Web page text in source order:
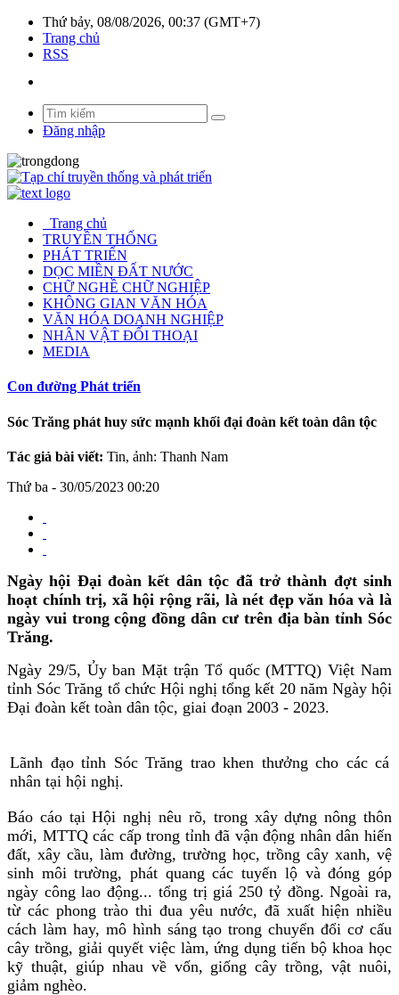
Thứ bảy, 08/08/2026, 00:37 (GMT+7)
Trang chủ
RSS
Đăng nhập
Trang chủ
TRUYỀN THỐNG
PHÁT TRIỂN
DỌC MIỀN ĐẤT NƯỚC
CHỮ NGHỀ CHỮ NGHIỆP
KHÔNG GIAN VĂN HÓA
VĂN HÓA DOANH NGHIỆP
NHÂN VẬT ĐỐI THOẠI
MEDIA
Con đường Phát triển
Sóc Trăng phát huy sức mạnh khối đại đoàn kết toàn dân tộc
Tác giả bài viết: Tin, ảnh: Thanh Nam
Thứ ba - 30/05/2023 00:20
Ngày hội Đại đoàn kết dân tộc đã trở thành đợt sinh
hoạt chính trị, xã hội rộng rãi, là nét đẹp văn hóa và là
ngày vui trong cộng đồng dân cư trên địa bàn tỉnh Sóc
Trăng.
Ngày 29/5, Ủy ban Mặt trận Tổ quốc (MTTQ) Việt Nam
tỉnh Sóc Trăng tổ chức Hội nghị tổng kết 20 năm Ngày hội
Đại đoàn kết toàn dân tộc, giai đoạn 2003 - 2023.
Lãnh đạo tỉnh Sóc Trăng trao khen thưởng cho các cá
nhân tại hội nghị.
Báo cáo tại Hội nghị nêu rõ, trong xây dựng nông thôn
mới, MTTQ các cấp trong tỉnh đã vận động nhân dân hiến
đất, xây cầu, làm đường, trường học, trồng cây xanh, vệ
sinh môi trường, phát quang các tuyến lộ và đóng góp
ngày công lao động... tổng trị giá 250 tỷ đồng. Ngoài ra,
từ các phong trào thi đua yêu nước, đã xuất hiện nhiều
cách làm hay, mô hình sáng tạo trong chuyển đổi cơ cấu
cây trồng, giải quyết việc làm, ứng dụng tiến bộ khoa học
kỹ thuật, giúp nhau về vốn, giống cây trồng, vật nuôi,
giảm nghèo.